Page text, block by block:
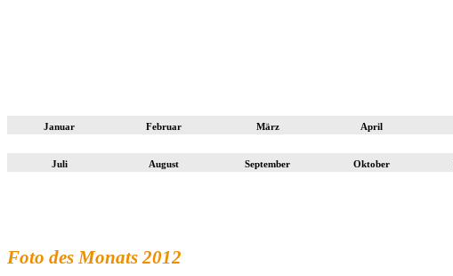
Januar Februar März April
Juli August September Oktober
Foto des Monats 2012